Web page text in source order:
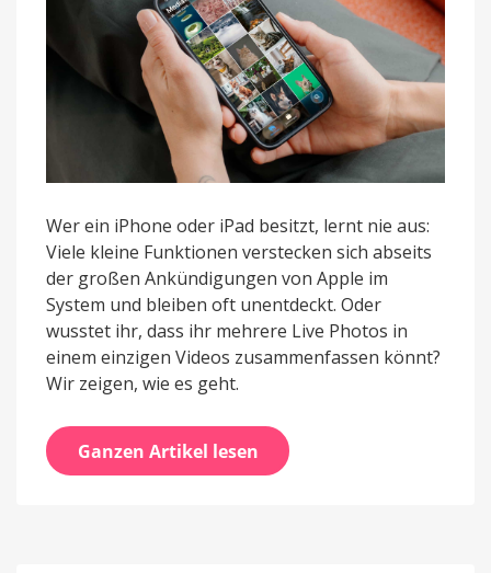
Wer ein iPhone oder iPad besitzt, lernt nie aus:
Viele kleine Funktionen verstecken sich abseits
der großen Ankündigungen von Apple im
System und bleiben oft unentdeckt. Oder
wusstet ihr, dass ihr mehrere Live Photos in
einem einzigen Videos zusammenfassen könnt?
Wir zeigen, wie es geht.
Ganzen Artikel lesen